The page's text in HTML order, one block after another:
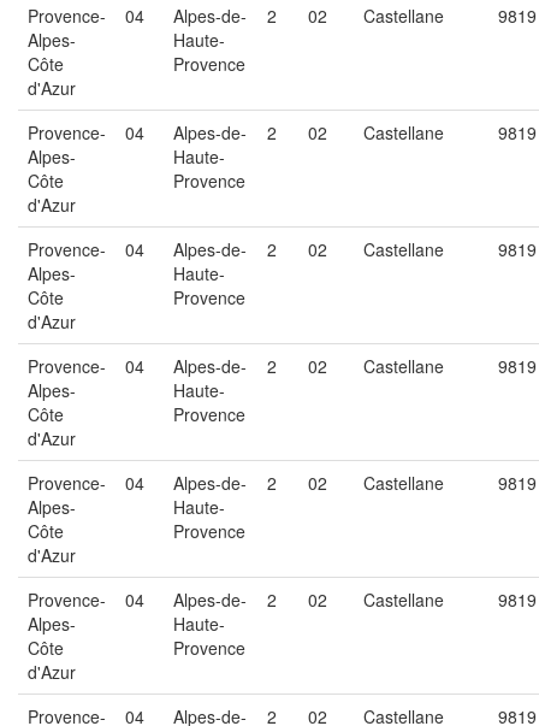
Provence-
Alpes-
Côte
d'Azur
04
Alpes-de-
Haute-
Provence
2 02 Castellane 9819
Provence-
Alpes-
Côte
d'Azur
04
Alpes-de-
Haute-
Provence
2 02 Castellane 9819
Provence-
Alpes-
Côte
d'Azur
04
Alpes-de-
Haute-
Provence
2 02 Castellane 9819
Provence-
Alpes-
Côte
d'Azur
04
Alpes-de-
Haute-
Provence
2 02 Castellane 9819
Provence-
Alpes-
Côte
d'Azur
04
Alpes-de-
Haute-
Provence
2 02 Castellane 9819
Provence-
Alpes-
Côte
d'Azur
04
Alpes-de-
Haute-
Provence
2 02 Castellane 9819
Provence-
04
Alpes-de-
2 02 Castellane 9819